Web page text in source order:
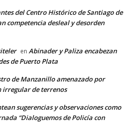
del Centro Histórico de Santiago de
competencia desleal y desorden
en Abinader y Paliza encabezan
de Puerto Plata
de Manzanillo amenazado por
irregular de terrenos
sugerencias y observaciones como
“Dialoguemos de Policía con